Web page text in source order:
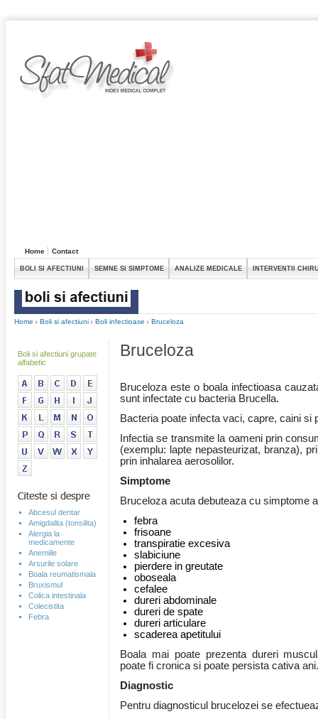
Home Contact
BOLI SI AFECTIUNI SEMNE SI SIMPTOME ANALIZE MEDICALE INTERVENTII
Home Boli si afectiuni Boli infectioase Bruceloza
Boli si afectiuni grupate
alfabetic
Abcesul dentar
Amigdalita (tonsilita)
Alergia la
medicamente
Anemiile
Arsurile solare
Boala reumatismala
Bruxismul
Colica intestinala
Colecistita
Febra
Bruceloza
Bruceloza este o boala infectioasa
sunt infectate cu bacteria Brucella.
Bacteria poate infecta vaci, capre, caini si
Infectia se transmite la oameni prin
(exemplu: lapte nepasteurizat, branza),
prin inhalarea aerosolilor.
Simptome
Bruceloza acuta debuteaza cu simptome
febra
frisoane
transpiratie excesiva
slabiciune
pierdere in greutate
oboseala
cefalee
dureri abdominale
dureri de spate
dureri articulare
scaderea apetitului
Boala mai poate prezenta dureri
poate fi cronica si poate persista cativa ani.
Diagnostic
Pentru diagnosticul brucelozei se